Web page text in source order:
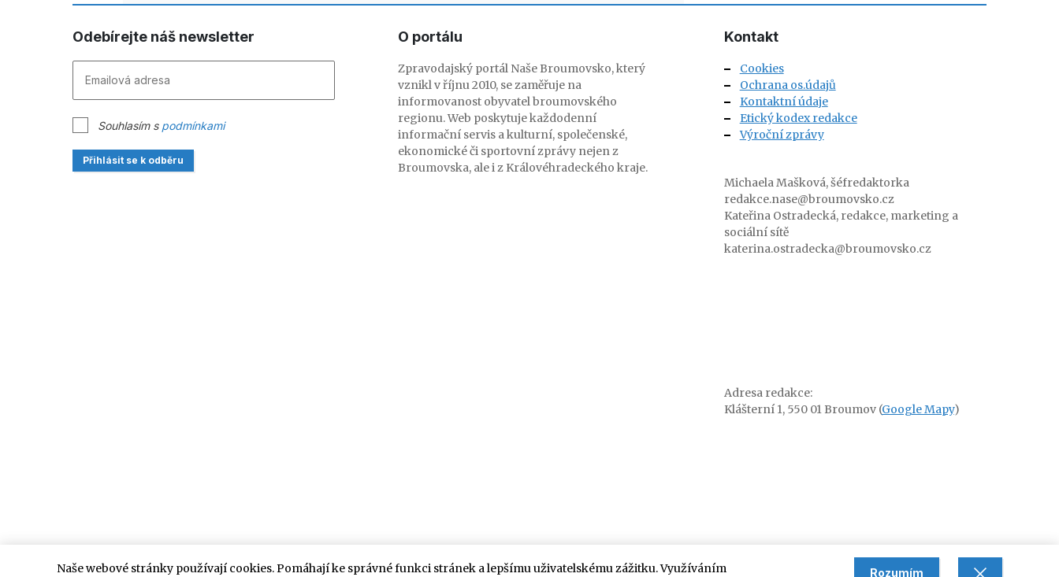
Odebírejte náš newsletter
Souhlasím s podmínkami
Přihlásit se k odběru
O portálu
Zpravodajský portál Naše Broumovsko, který
vznikl v říjnu 2010, se zaměřuje na
informovanost obyvatel broumovského
regionu. Web poskytuje každodenní
informační servis a kulturní, společenské,
ekonomické či sportovní zprávy nejen z
Broumovska, ale i z Královéhradeckého kraje.
Kontakt
Cookies
Ochrana os.údajů
Kontaktní údaje
Etický kodex redakce
Výroční zprávy
Michaela Mašková, šéfredaktorka
redakce.nase@broumovsko.cz
Kateřina Ostradecká, redakce, marketing a
sociální sítě
katerina.ostradecka@broumovsko.cz
Adresa redakce:
Klášterní 1, 550 01 Broumov (Google Mapy)
Naše webové stránky používají cookies. Pomáhají ke správné funkci stránek a lepšímu uživatelskému zážitku. Využíváním Rozumím